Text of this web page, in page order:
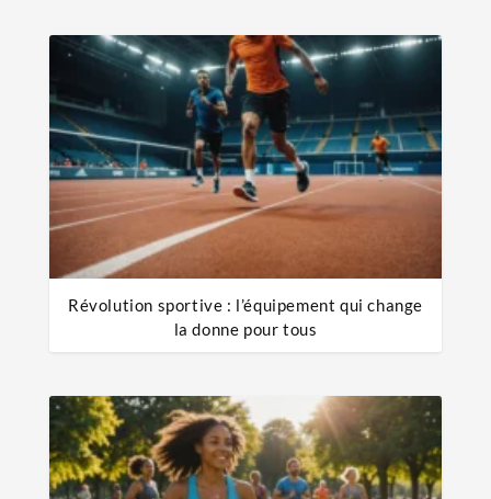
Révolution sportive : l’équipement qui change
la donne pour tous